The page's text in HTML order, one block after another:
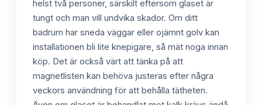
helst två personer, särskilt eftersom glaset är
tungt och man vill undvika skador. Om ditt
badrum har sneda väggar eller ojämnt golv kan
installationen bli lite knepigare, så mät noga innan
köp. Det är också värt att tänka på att
magnetlisten kan behöva justeras efter några
veckors användning för att behålla tätheten.